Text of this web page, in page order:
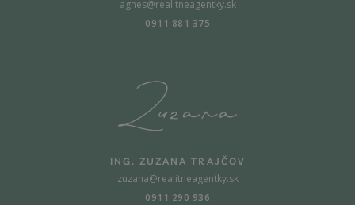
agnes@realitneagentky.sk
0911 881 375
ING. ZUZANA TRAJČOV
zuzana@realitneagentky.sk
0911 290 936